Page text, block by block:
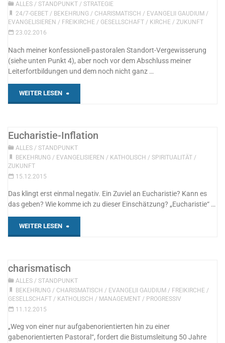
ALLES / STANDPUNKT / STRATEGIE
24/7-GEBET/ BEKEHRUNG / CHARISMATISCH / EVANGELII GAUDIUM /
EVANGELISIEREN / FREIKIRCHE / GESELLSCHAFT / KIRCHE /ZUKUNFT
23.02.2016
Nach meiner konfessionell-pastoralen Standort-Vergewisserung
(siehe unten Punkt 4), aber noch vor dem Abschluss meiner
Leiterfortbildungen und dem noch nicht ganz …
WEITER LESEN "Meine
Eucharistie-Inflation
ALLES / STANDPUNKT
BEKEHRUNG / EVANGELISIEREN / KATHOLISCH / SPIRITUALITÄT/
ZUKUNFT
15.12.2015
Das klingt erst einmal negativ. Ein Zuviel an Eucharistie? Kann es
das geben? Wie komme ich zu dieser Einschätzung? „Eucharistie“ …
WEITER LESEN "Eucharistie-
charismatisch
ALLES / STANDPUNKT
BEKEHRUNG / CHARISMATISCH / EVANGELII GAUDIUM/ FREIKIRCHE /
GESELLSCHAFT / KATHOLISCH / MANAGEMENT / PROGRESSIV
11.12.2015
„Weg von einer nur aufgabenorientierten hin zu einer
gabenorientierten Pastoral“, fordert die Bistumsleitung 50 Jahre